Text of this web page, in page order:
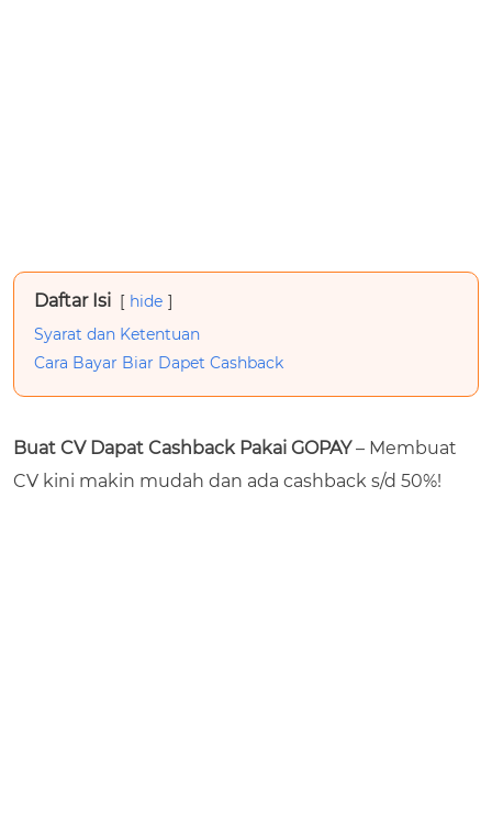
Daftar Isi
hide
Syarat dan Ketentuan
Cara Bayar Biar Dapet Cashback
Buat CV Dapat Cashback Pakai GOPAY– Membuat
CV kini makin mudah dan ada cashback s/d 50%!